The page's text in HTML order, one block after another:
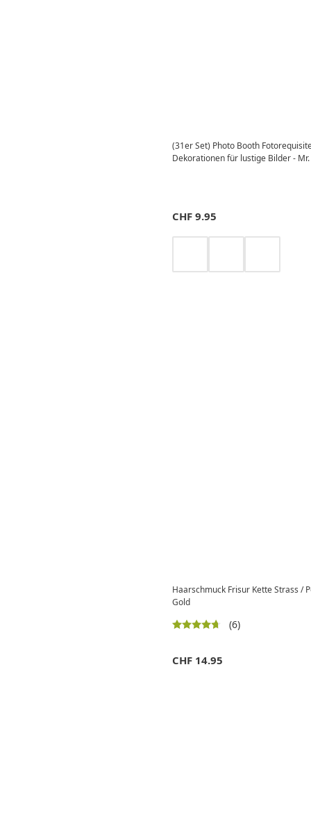
(31er Set) Photo Booth
Dekorationen für lustige Bilder -
CHF 9.95
Haarschmuck Frisur Kette Strass /
Gold
(6)
CHF 14.95